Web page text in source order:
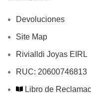
Devoluciones
Site Map
Rivialldi Joyas EIRL
RUC: 20600746813
Libro de